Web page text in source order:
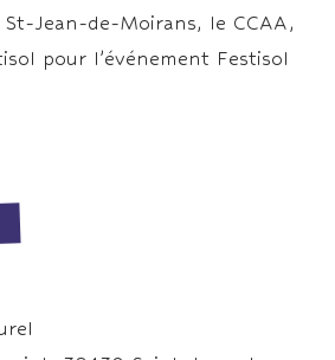
St-Jean-de-Moirans, le CCAA,
pour l’événement Festisol